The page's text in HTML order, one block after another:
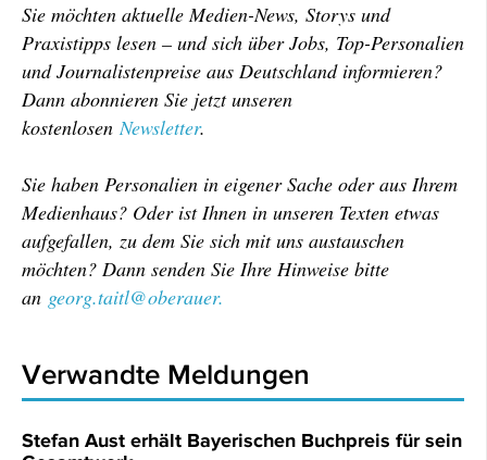
Sie möchten aktuelle Medien-News, Storys und
Praxistipps lesen – und sich über Jobs, Top-Personalien
und Journalistenpreise aus Deutschland informieren?
Dann abonnieren Sie jetzt unseren
kostenlosenNewsletter.
Sie haben Personalien in eigener Sache oder aus Ihrem
Medienhaus? Oder ist Ihnen in unseren Texten etwas
aufgefallen, zu dem Sie sich mit uns austauschen
möchten? Dann senden Sie Ihre Hinweise bitte
an georg.taitl@oberauer.
Verwandte Meldungen
Stefan Aust erhält Bayerischen Buchpreis für sein